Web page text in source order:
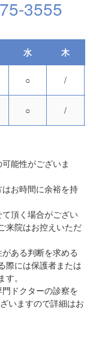
3555
水 木
○ /
○ /
能性がございま
お時間に余裕を持
頂く場合がござい
来院はお控えいただ
ある判断を求める
際には保護者または
。
ドクターの診察を
いますので詳細はお